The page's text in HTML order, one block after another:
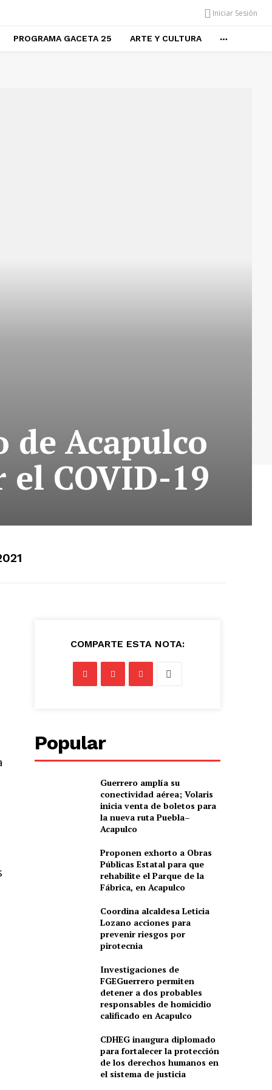
Iniciar Sesión
PROGRAMA GACETA 25 ARTE Y CULTURA
de Acapulco
COVID-19
COMPARTE ESTA NOTA:
Popular
Guerrero amplía su
conectividad aérea; Volaris
inicia venta de boletos para
la nueva ruta Puebla–
Acapulco
Proponen exhorto a Obras
Públicas Estatal para que
rehabilite el Parque de la
Fábrica, en Acapulco
Coordina alcaldesa Leticia
Lozano acciones para
prevenir riesgos por
pirotecnia
Investigaciones de
FGEGuerrero permiten
detener a dos probables
responsables de homicidio
calificado en Acapulco
CDHEG inaugura diplomado
para fortalecer la protección
de los derechos humanos en
el sistema de justicia